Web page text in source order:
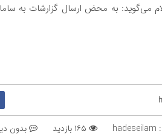
می‌گوید: به محض ارسال گزارشات به
hadeseilam بدون